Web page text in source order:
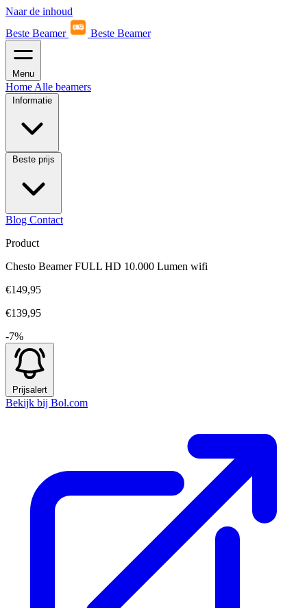
Naar de inhoud
Beste Beamer
Beste Beamer
Menu
Home Alle beamers
Informatie
Beste prijs
Blog Contact
Product
Chesto Beamer FULL HD 10.000 Lumen wifi
€149,95
€139,95
-7%
Prijsalert
Bekijk bij Bol.com